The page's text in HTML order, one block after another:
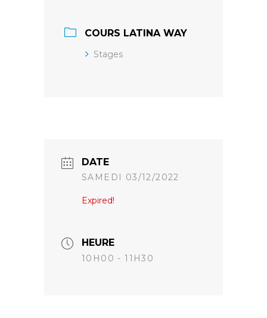
COURS LATINA WAY
Stages
DATE
SAMEDI 03/12/2022
Expired!
HEURE
10H00 - 11H30